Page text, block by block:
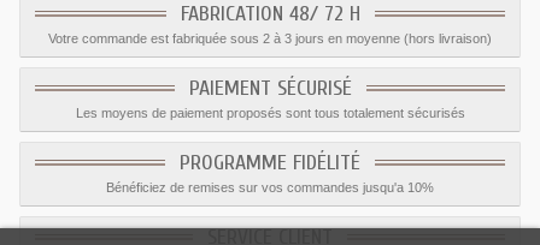
FABRICATION 48/ 72 H
Votre commande est fabriquée sous 2 à 3 jours en moyenne (hors livraison)
PAIEMENT SÉCURISÉ
Les moyens de paiement proposés sont tous totalement sécurisés
PROGRAMME FIDÉLITÉ
Bénéficiez de remises sur vos commandes jusqu'a 10%